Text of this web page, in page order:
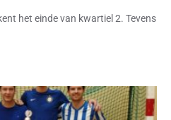
het einde van kwartiel 2. Tevens